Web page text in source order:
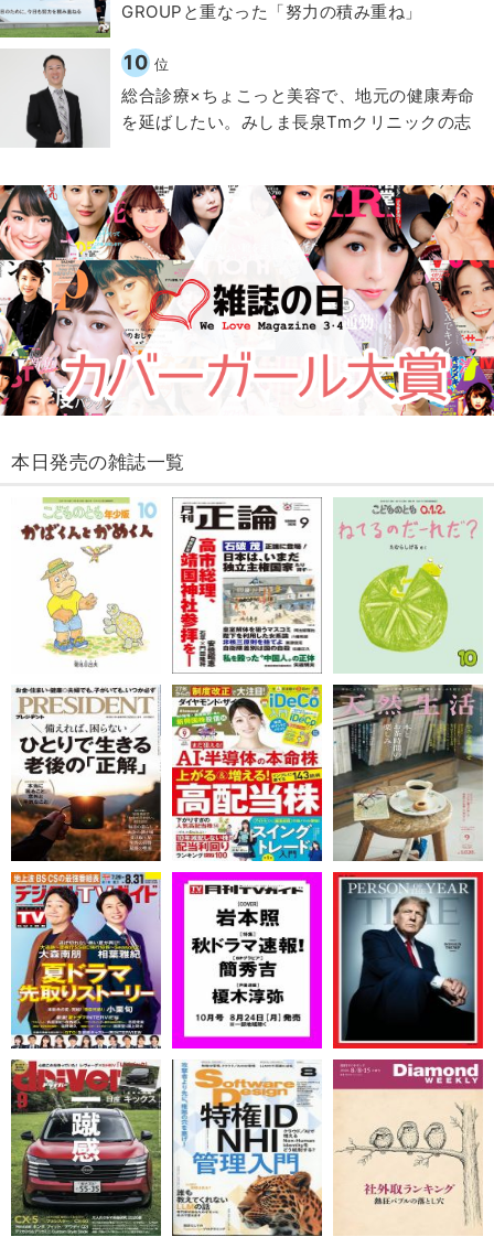
GROUPと重なった「努力の積み重ね」
10 位
総合診療×ちょこっと美容で、地元の健康寿命
を延ばしたい。みしま長泉Tmクリニックの志
本日発売の雑誌一覧